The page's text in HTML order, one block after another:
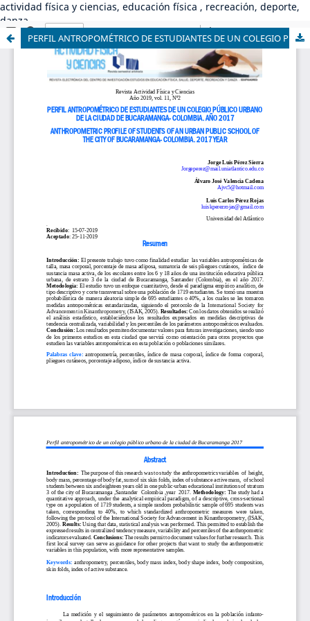
actividad física y ciencias, educación física , recreación, deporte,
danza
PERFIL ANTROPOMÉTRICO DE ESTUDIANTES DE UN COLEGIO PÚBLICO URBANO DE LA CIUDAD DE BUCARAMANGA- COLOMBIA. AÑO 2017